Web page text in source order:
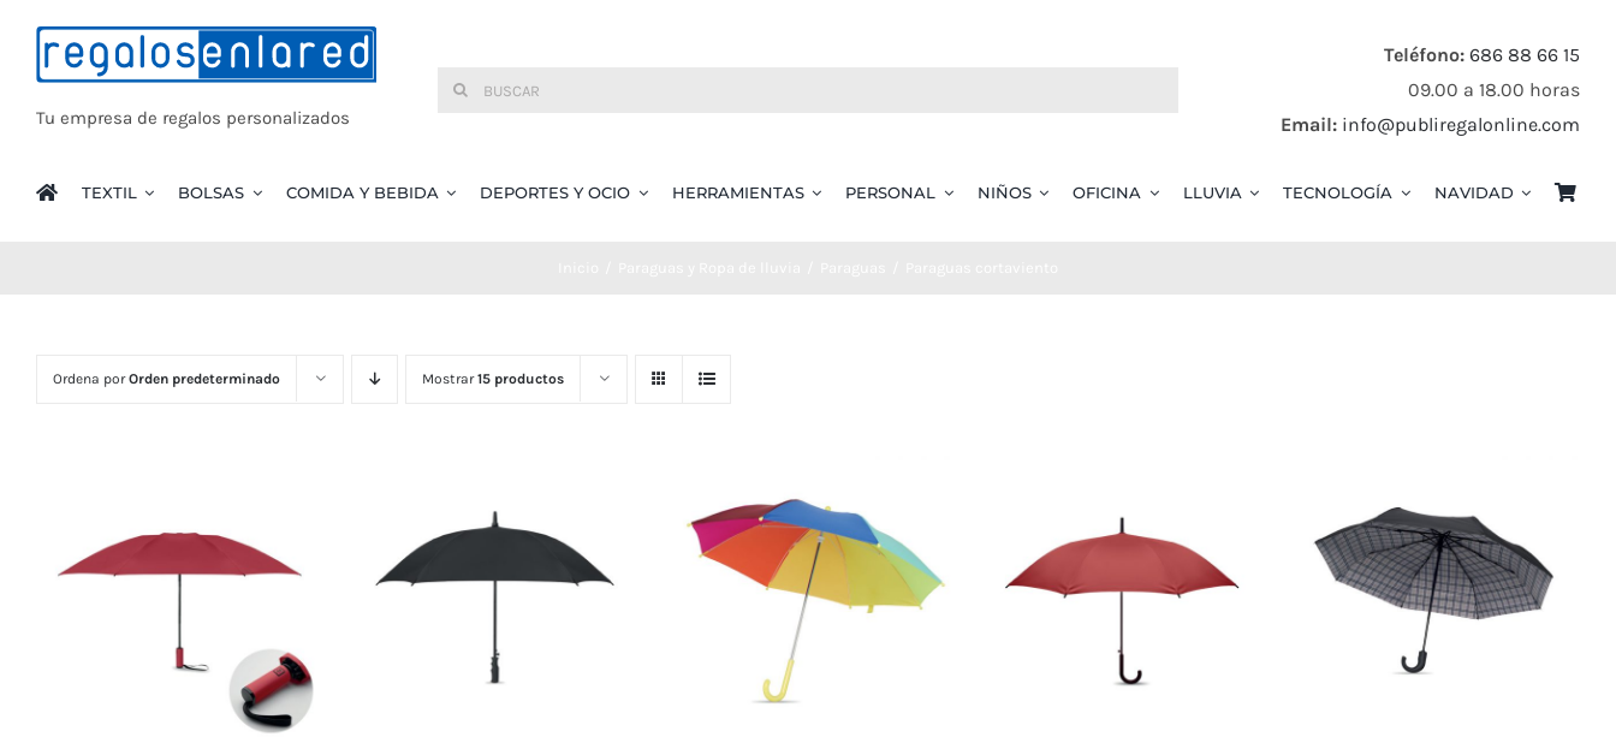
contenido
Tu empresa de regalos personalizados
Buscar:
Teléfono: 686 88 66 15
09.00 a 18.00 horas
Email: info@publiregalonline.com
TEXTIL BOLSAS COMIDA Y BEBIDA DEPORTES Y OCIO HERRAMIENTAS PERSONAL NIÑOS OFICINA LLUVIA TECNOLOGÍA NAVIDAD
Ordena porOrden predeterminado Mostrar15 productos